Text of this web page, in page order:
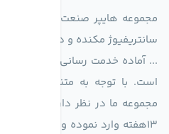
مجموعه هایپر صنعت ایران در امر
سانتریفیوژ مکنده و دمنده
... آماده خدمت رسانی به شرکت
است. با توجه به متنوع بودن فن
مجموعه ما در نظر دارد کالاهای
13هفته وارد نموده و این عمر